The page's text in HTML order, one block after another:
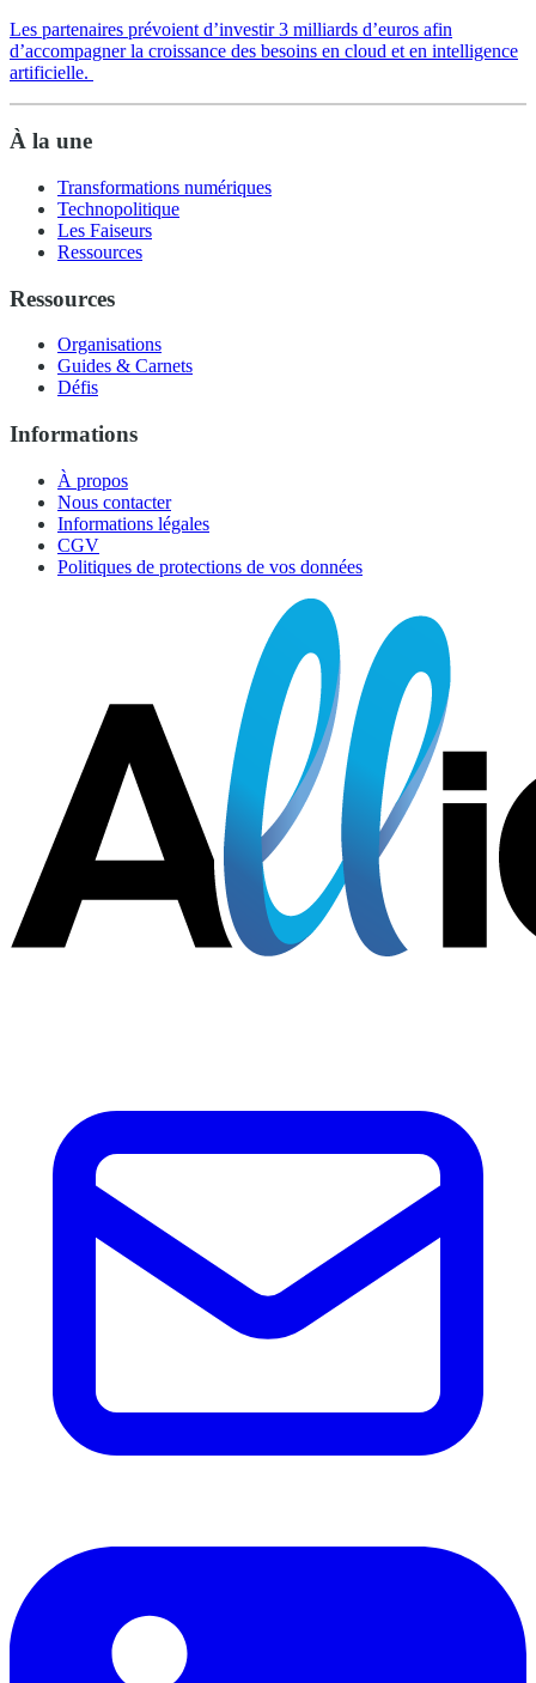
Les partenaires prévoient d’investir 3 milliards d’euros afin
d’accompagner la croissance des besoins en cloud et en intelligence
artificielle.
À la une
Transformations numériques
Technopolitique
Les Faiseurs
Ressources
Ressources
Organisations
Guides & Carnets
Défis
Informations
À propos
Nous contacter
Informations légales
CGV
Politiques de protections de vos données